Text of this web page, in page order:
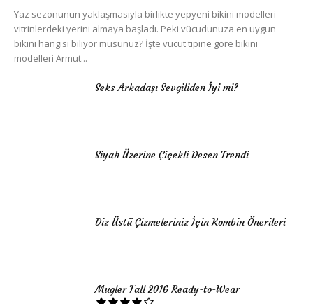
Yaz sezonunun yaklaşmasıyla birlikte yepyeni bikini modelleri
vitrinlerdeki yerini almaya başladı. Peki vücudunuza en uygun
bikini hangisi biliyor musunuz? İşte vücut tipine göre bikini
modelleri Armut...
Seks Arkadaşı Sevgiliden İyi mi?
Siyah Üzerine Çiçekli Desen Trendi
Diz Üstü Çizmeleriniz İçin Kombin Önerileri
Mugler Fall 2016 Ready-to-Wear